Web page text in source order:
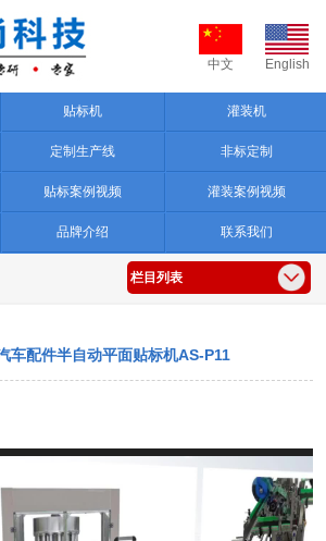
中文 English
贴标机 灌装机
定制生产线 非标定制
贴标案例视频 灌装案例视频
品牌介绍 联系我们
栏目列表
车配件半自动平面贴标机AS-P11